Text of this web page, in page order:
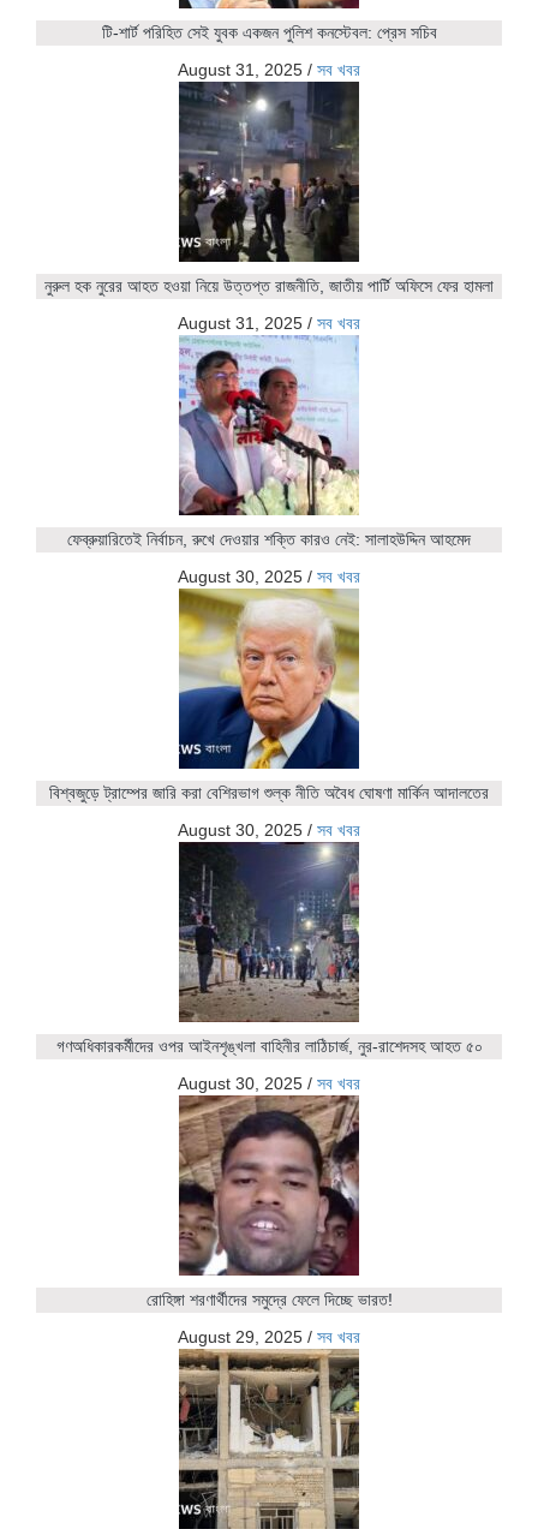
টি-শার্ট পরিহিত সেই যুবক একজন পুলিশ কনস্টেবল: প্রেস সচিব
August 31, 2025 / সব খবর
নুরুল হক নুরের আহত হওয়া নিয়ে উত্তপ্ত রাজনীতি, জাতীয় পার্টি অফিসে ফের হামলা
August 31, 2025 / সব খবর
ফেব্রুয়ারিতেই নির্বাচন, রুখে দেওয়ার শক্তি কারও নেই: সালাহউদ্দিন আহমেদ
August 30, 2025 / সব খবর
বিশ্বজুড়ে ট্রাম্পের জারি করা বেশিরভাগ শুল্ক নীতি অবৈধ ঘোষণা মার্কিন আদালতের
August 30, 2025 / সব খবর
গণঅধিকারকর্মীদের ওপর আইনশৃঙ্খলা বাহিনীর লাঠিচার্জ, নুর-রাশেদসহ আহত ৫০
August 30, 2025 / সব খবর
রোহিঙ্গা শরণার্থীদের সমুদ্রে ফেলে দিচ্ছে ভারত!
August 29, 2025 / সব খবর